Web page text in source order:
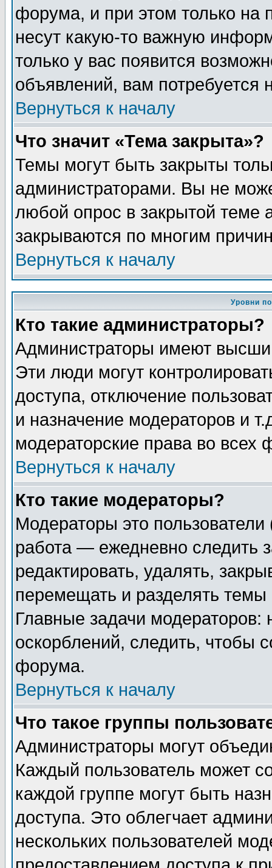
форума, и при этом только на
несут какую-то важную
только у вас появится
объявлений, вам потребуется
Вернуться к началу
Что значит «Тема закрыта»?
Темы могут быть закрыты
администраторами. Вы не
любой опрос в закрытой теме
закрываются по многим
Вернуться к началу
Уровни
Кто такие администраторы?
Администраторы имеют
Эти люди могут
доступа, отключение
и назначение модераторов и
модераторские права во всех
Вернуться к началу
Кто такие модераторы?
Модераторы это
работа — ежедневно следить
редактировать, удалять,
перемещать и разделять
Главные задачи
оскорблений, следить, чтобы
форума.
Вернуться к началу
Что такое группы
Администраторы могут
Каждый пользователь может
каждой группе могут быть
доступа. Это облегчает
нескольких пользователей